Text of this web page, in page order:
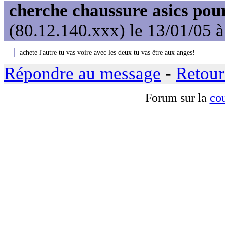
cherche chaussure asics
(80.12.140.xxx) le 13/01/05
achete l'autre tu vas voire avec les deux tu vas être aux anges!
Répondre au message -
Forum sur la